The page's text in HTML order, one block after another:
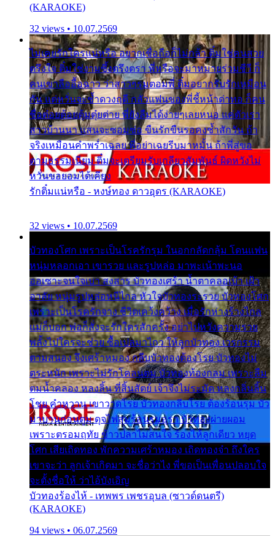
(KARAOKE)
32 views • 10.07.2569
ไม่เคยรักใครแน่หรือ อยากเชื่อถือก็ไม่กล้า ติ๋มใช่คนสวย
ตรึงใจ ติ๋มใช่งามซึ้งตรึงตรา พี่หรือจะมาหมายร่วมชีวี ก็
คนเขาลืออื้อฉาว ว่าสาวๆรุมตอมพี่ ติ๋มอยากรับรักเหมือน
กัน แต่หวั่นจะช้ำดวงฤดี กลัวแฟนของพี่ชี้หน้าด่าทอ ก็คน
ชื่อต๋อยต้อยตุ้มตุ๋ยต่าย พี่ยังลืมได้ง่ายๆเลยหนอ แค่ตัวเรา
สาวบ้านนา แสนจะซอมซ่อ ขืนรักขืนรอคงช้ำสักวัน ถ้า
จริงเหมือนคำพร่ำเฉลย พี่อย่าเฉยรีบมาหมั้น ถ้าพี่สู่ขอ
ตามธรรมเนียม ติ๋มจะเตรียมรับเกลียวสัมพันธ์ ผิดหวังไม่
หวั่นขอยอมได้เคียง
รักติ๋มแน่หรือ - หงษ์ทอง ดาวอุดร (KARAOKE)
32 views • 10.07.2569
บัวทองโศก เพราะเป็นโรครักรุม ในอกกลัดกลุ้ม โดนแฟน
หนุ่มหลอกเอา เขารวย และรูปหล่อ มาพะเน้าพะนอ
ออเซาะจนใจเบา สงสาร บัวทองเศร้า น้ำตาคลอเบ้า เฝ้า
อาลัย หนุ่มรูปหล่อหนีไกล หัวใจบัวทองระรวย บัวทองโศก
เพราะเป็นโรครักจาง ชีวิตเคว้งคว้าง เมื่อรักห่างร้างไกล
แม่ก็บอก พ่อก็สั่งจะรักใครสักครั้ง อย่าไปหวังความรวย
พลั้งไปใครจะช่วย ซื้อเปลมาไกว ให้ลูกบัวทอง เวรกรรม
ตามสนอง จึงเศร้าหมอง กลีบบัวทองต้องโรย บัวทองไม่
ตระหนัก เพราะไม่รักโคลนตม บัวทองท้องกลม เพราะลืม
ตมน้ำคลอง หลงลิ้น ที่สิ้นสัตย์ เจ้าจึงไม่ระมัด หลงกลิ่นลิ้น
โชย คำหวาน เขาวาดโรย บัวทองกลีบโรย ต้องร้อนรุม บัว
มาบานก่อนตูม ดุจไฟสุมร้อนรุมอุรา บัวทองผ่ายผอม
เพราะตรอมฤทัย ข้าวปลาไม่สนใจ ร้องไห้ลูกเดียว หยุด
โศก เสียเถิดทอง พักความเศร้าหมอง เถิดทองจ๋า ถึงใคร
เขาจะว่า ลูกเจ้าเกิดมา จะชื่อว่าไง พี่ขอเป็นเพื่อนปลอบใจ
จะตั้งชื่อให้ ว่าไอ้บังเอิญ
บัวทองร้องไห้ - เทพพร เพชรอุบล (ซาวด์ดนตรี)
(KARAOKE)
94 views • 06.07.2569